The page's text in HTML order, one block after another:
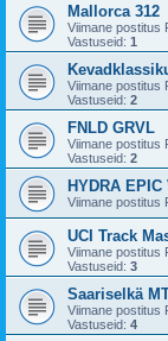
Mallorca 312
Viimane postitus
Vastuseid: 1
Viimane postitus
Vastuseid: 2
FNLD GRVL
Viimane postitus
Vastuseid: 2
HYDRA
Viimane postitus
UCI Track
Viimane postitus
Vastuseid: 3
Saariselkä
Viimane postitus
Vastuseid: 4